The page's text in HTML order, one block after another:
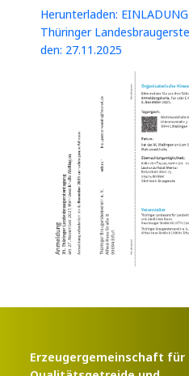
Herunterladen:
Thüringer
den: 27.11.2025
Erzeugergemeinschaft für